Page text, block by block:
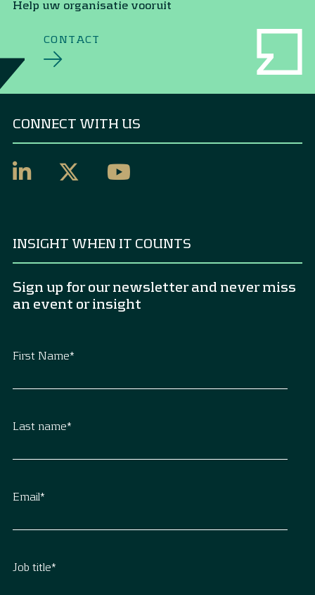
Help uw organisatie vooruit
CONTACT
CONNECT WITH US
INSIGHT WHEN IT COUNTS
Sign up for our newsletter and never miss
an event or insight
First Name*
Last name*
Email*
Job title*